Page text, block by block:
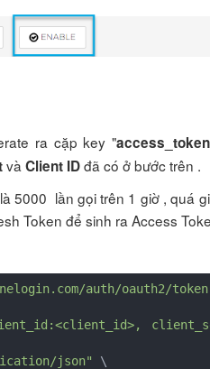
ra cặp key "access_token
và Client IDđã có ở bước trên .
5000 lần gọi trên 1 giờ , quá
Token để sinh ra Access
auth/oauth2/
json"
\